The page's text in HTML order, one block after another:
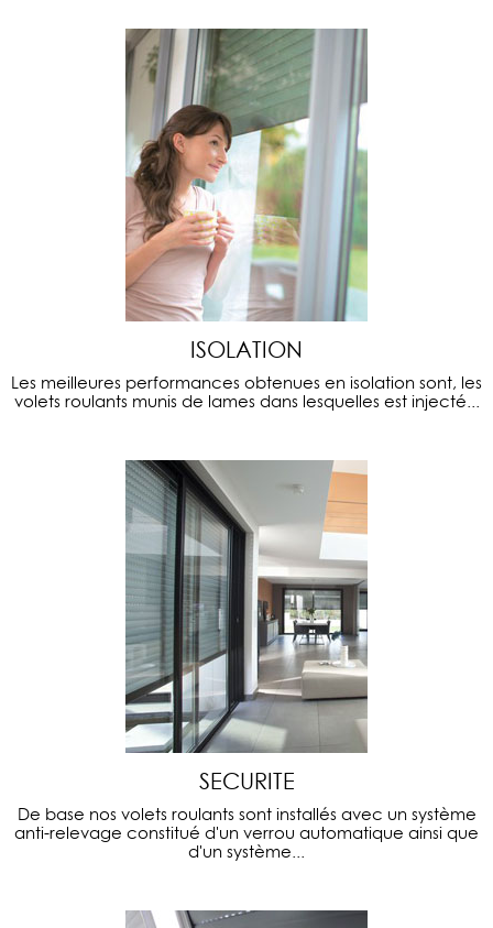
ISOLATION
Les meilleures performances obtenues en isolation sont, les
volets roulants munis de lames dans lesquelles est injecté...
SECURITE
De base nos volets roulants sont installés avec un système
anti-relevage constitué d'un verrou automatique ainsi que
d'un système...